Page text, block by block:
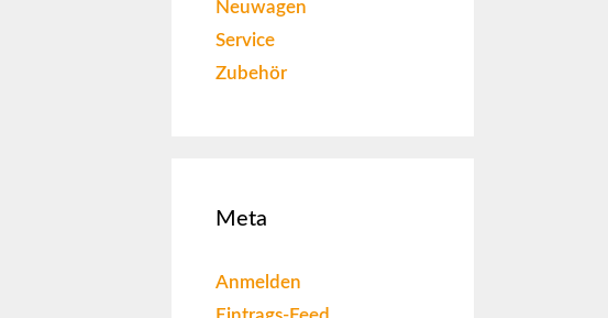
Neuwagen
Service
Zubehör
Meta
Anmelden